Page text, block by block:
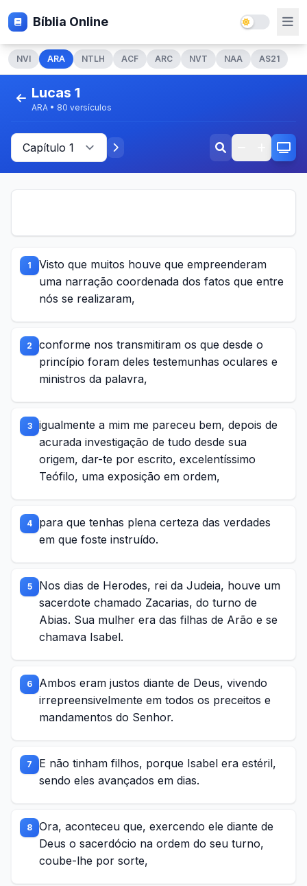
Bíblia Online
NVI ARA NTLH ACF ARC NVT NAA AS21
Lucas 1
ARA • 80 versículos
1
Visto que muitos houve que empreenderam
uma narração coordenada dos fatos que entre
nós se realizaram,
2
conforme nos transmitiram os que desde o
princípio foram deles testemunhas oculares e
ministros da palavra,
3
igualmente a mim me pareceu bem, depois de
acurada investigação de tudo desde sua
origem, dar-te por escrito, excelentíssimo
Teófilo, uma exposição em ordem,
4
para que tenhas plena certeza das verdades
em que foste instruído.
5
Nos dias de Herodes, rei da Judeia, houve um
sacerdote chamado Zacarias, do turno de
Abias. Sua mulher era das filhas de Arão e se
chamava Isabel.
6
Ambos eram justos diante de Deus, vivendo
irrepreensivelmente em todos os preceitos e
mandamentos do Senhor.
7
E não tinham filhos, porque Isabel era estéril,
sendo eles avançados em dias.
8
Ora, aconteceu que, exercendo ele diante de
Deus o sacerdócio na ordem do seu turno,
coube-lhe por sorte,